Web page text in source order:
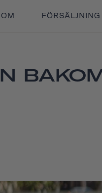
OM FÖRSÄLJNING